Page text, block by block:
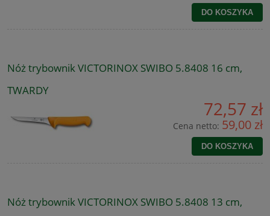
DO KOSZYKA
Nóż trybownik VICTORINOX SWIBO 5.8408 16 cm,
TWARDY
72,57 zł
Cena netto: 59,00 zł
DO KOSZYKA
Nóż trybownik VICTORINOX SWIBO 5.8408 13 cm,